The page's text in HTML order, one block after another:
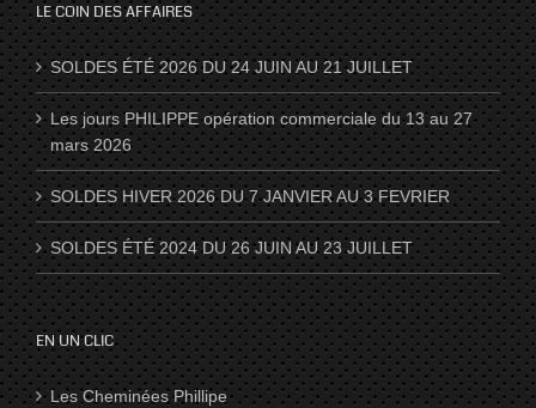
LE COIN DES AFFAIRES
SOLDES ÉTÉ 2026 DU 24 JUIN AU 21 JUILLET
Les jours PHILIPPE opération commerciale du 13 au 27
mars 2026
SOLDES HIVER 2026 DU 7 JANVIER AU 3 FEVRIER
SOLDES ÉTÉ 2024 DU 26 JUIN AU 23 JUILLET
EN UN CLIC
Les Cheminées Phillipe